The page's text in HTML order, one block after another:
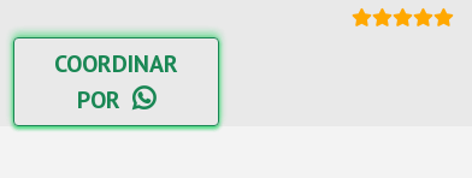
COORDINAR
POR